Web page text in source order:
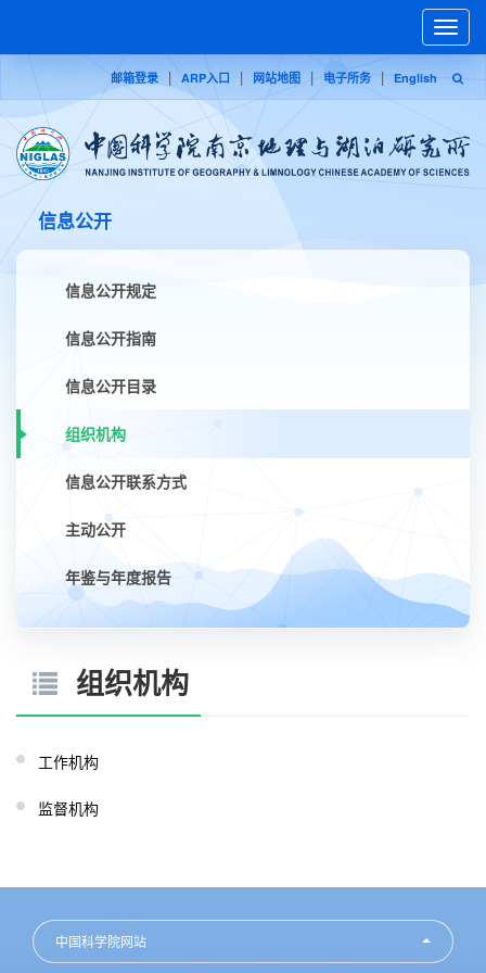
邮箱登录 | ARP入口 | 网站地图 | 电子所务 | English
Toggle
信息公开
信息公开规定
信息公开指南
信息公开目录
组织机构
信息公开联系方式
主动公开
年鉴与年度报告
组织机构
工作机构
监督机构
中国科学院网站